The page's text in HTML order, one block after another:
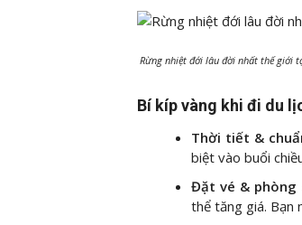
Rừng nhiệt đới lâu đời nhất thế giới
Bí kíp vàng khi đi du
Thời tiết &
biệt vào buổi
Đặt vé & phòng
thể tăng giá.